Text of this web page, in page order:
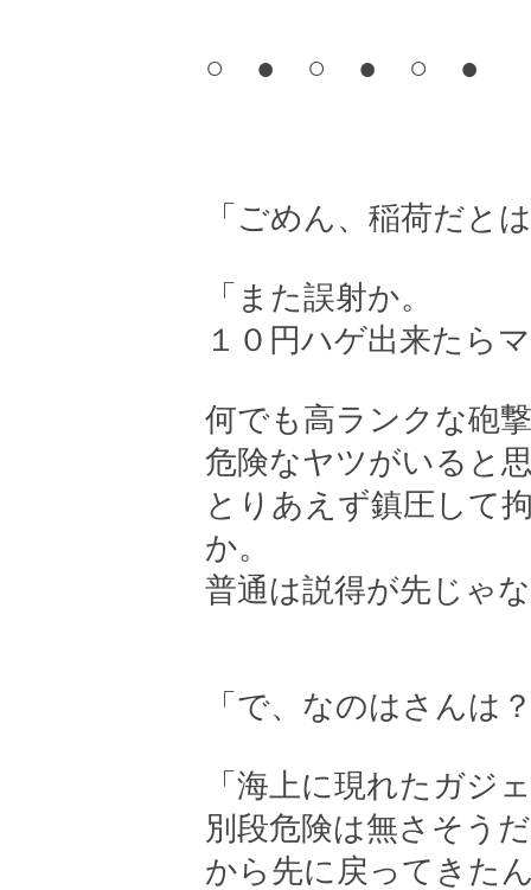
○ ● ○ ● ○ ●
「ごめん、稲荷だと
「また誤射か。
１０円ハゲ出来たら
何でも高ランクな砲
危険なヤツがいると
とりあえず鎮圧して
か。
普通は説得が先じゃ
「で、なのはさんは
「海上に現れたガジ
別段危険は無さそう
から先に戻ってきた